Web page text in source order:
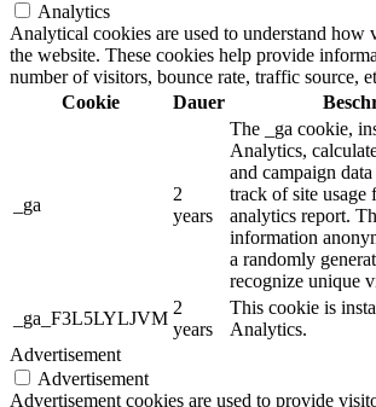
Analytics
Analytical cookies are used to understand how
the website. These cookies help provide
number of visitors, bounce rate, traffic source,
Cookie
Dauer
_ga
2
years
The _ga cookie,
Analytics,
and campaign
track of site usage
analytics report.
information
a randomly
recognize unique
_ga_F3L5LYLJVM
2
years
This cookie is
Analytics.
Advertisement
Advertisement
Advertisement cookies are used to provide